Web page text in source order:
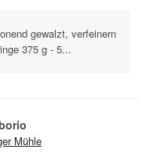
gewalzt, verfeinern
375 g - 5...
Mühle